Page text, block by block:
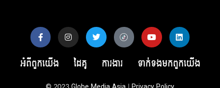
អំពីពួកយើង ដៃគូ ការងារ ទាក់ទង​មក​ពួក​យើង